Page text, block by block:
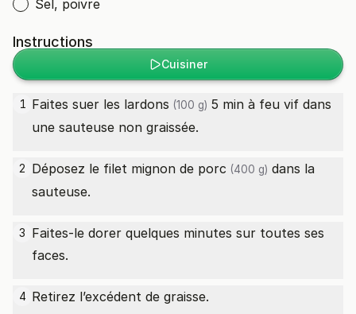
Sel, poivre
Instructions
Cuisiner
1 Faites suer les lardons (100 g) 5 min à feu vif dans
une sauteuse non graissée.
2 Déposez le filet mignon de porc (400 g) dans la
sauteuse.
3 Faites-le dorer quelques minutes sur toutes ses
faces.
4 Retirez l’excédent de graisse.